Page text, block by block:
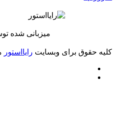
وب‌رمز
رایااستورمحفوظ است. 2026